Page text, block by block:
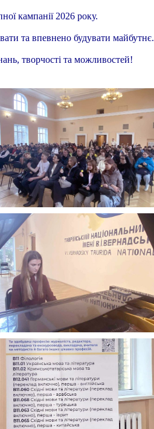
кампанії 2026 року.
та впевнено будувати майбутнє.
творчості та можливостей!